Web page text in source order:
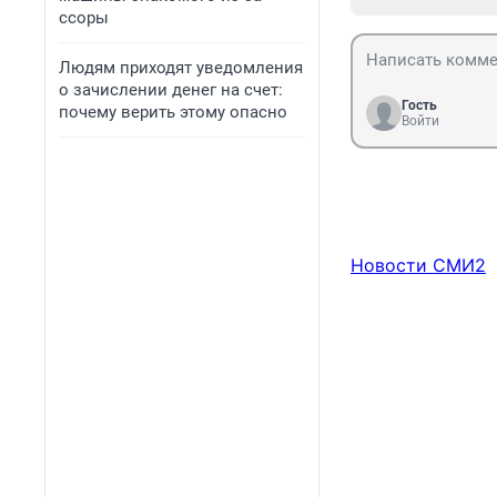
ссоры
Людям приходят уведомления
о зачислении денег на счет:
почему верить этому опасно
Гость
Войти
Новости СМИ2